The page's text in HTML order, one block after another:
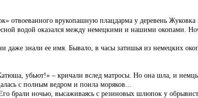
врукопашную плацдарма у деревень Жуковка
водой оказался между немецкими и нашими окопами.
знали ее имя. Бывало, в часы затишья из немецких
убьют!» – кричали вслед матросы. Но она шла, и
с полным ведром и поила моряков...
брали ночью, высаживаясь с резиновых шлюпок у